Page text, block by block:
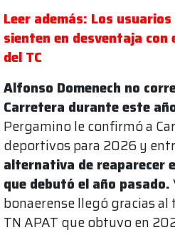
Leer además: Los
sienten en desventaja con
del TC
Alfonso Domenech no
Carretera durante este
Pergamino le confirmó a
deportivos para 2026 y
alternativa de reaparecer
que debutó el año pasado.
bonaerense llegó gracias
TN APAT que obtuvo en